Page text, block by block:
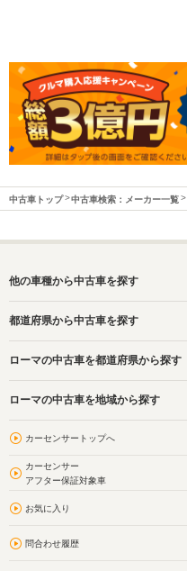
中古車トップ 中古車検索：メーカー一覧
他の車種から中古車を探す
都道府県から中古車を探す
ローマの中古車を都道府県から探す
ローマの中古車を地域から探す
カーセンサートップへ
カーセンサー
アフター保証対象車
お気に入り
問合わせ履歴